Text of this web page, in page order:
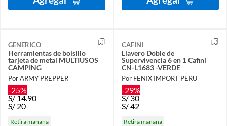
GENERICO
Herramientas de bolsillo
tarjeta de metal MULTIUSOS
CAMPING
Por ARMY PREPPER
-25%
S/14.90
S/ 20
Retira mañana
CAFINI
Llavero Doble de
Supervivencia 6 en 1 Cafini
CN-L1683 -VERDE
Por FENIX IMPORT PERU
-29%
S/30
S/42
Retira mañana